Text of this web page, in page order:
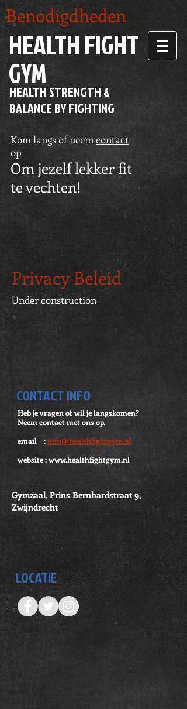
Benodigdheden
HEALTH FIGHT
GYM
HEALTH STRENGTH &
BALANCE BY FIGHTING
Kom langs of neemcontact
op
Om jezelf lekker fit
te vechten!
Privacy Beleid
Under construction
CONTACT INFO
Heb je vragen of wil je langskomen?
Neem contact met ons op.
email :info@healthfightgym.nl
website :www.healthfightgym.nl
Gymzaal, Prins Bernhardstraat 9,
Zwijndrecht
LOCATIE